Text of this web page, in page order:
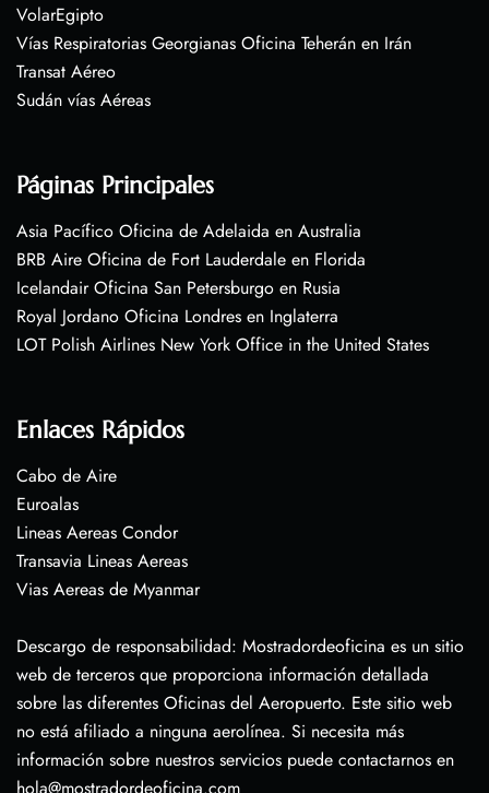
VolarEgipto
Vías Respiratorias Georgianas Oficina Teherán en Irán
Transat Aéreo
Sudán vías Aéreas
Páginas Principales
Asia Pacífico Oficina de Adelaida en Australia
BRB Aire Oficina de Fort Lauderdale en Florida
Icelandair Oficina San Petersburgo en Rusia
Royal Jordano Oficina Londres en Inglaterra
LOT Polish Airlines New York Office in the United States
Enlaces Rápidos
Cabo de Aire
Euroalas
Lineas Aereas Condor
Transavia Lineas Aereas
Vias Aereas de Myanmar
Descargo de responsabilidad: Mostradordeoficina es un sitio
web de terceros que proporciona información detallada
sobre las diferentes Oficinas del Aeropuerto. Este sitio web
no está afiliado a ninguna aerolínea. Si necesita más
información sobre nuestros servicios puede contactarnos en